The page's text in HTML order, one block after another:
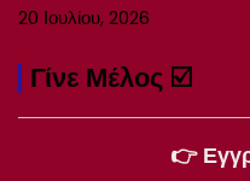
20 Ιουλίου, 2026
Γίνε Μέλος ☑️
👉